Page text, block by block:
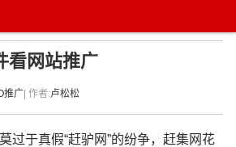
看网站推广
推广 | 作者:卢松松
过于真假“赶驴网”的纷争，赶集网花